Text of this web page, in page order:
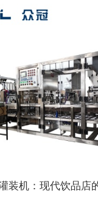
装机：现代饮品店